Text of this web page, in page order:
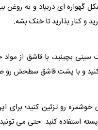
گهواره ای دربیاد و به روغن
و کنار بذارید تا خنک بشه.
بچینید، با قاشق از مواد
کنید و با پشت قاشق سطحش رو
خوشمزه رو تزئین کنید؛ برای
استفاده کنید. حتی می